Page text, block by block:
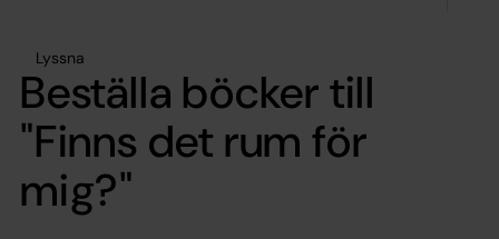
Lyssna
Beställa böcker till
"Finns det rum för
mig?"